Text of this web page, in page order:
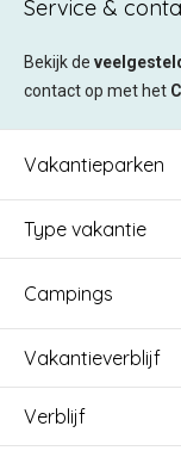
Vakantieparken
Type vakantie
Campings
Vakantieverblijf
Verblijf
Service &
Bekijk de
contact op met het